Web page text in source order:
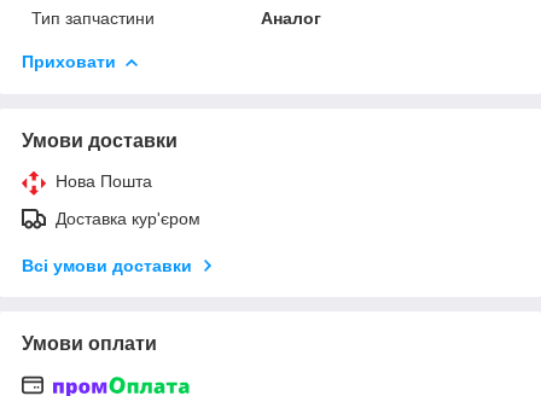
Тип запчастини
Аналог
Приховати
Умови доставки
Нова Пошта
Доставка кур'єром
Всі умови доставки
Умови оплати